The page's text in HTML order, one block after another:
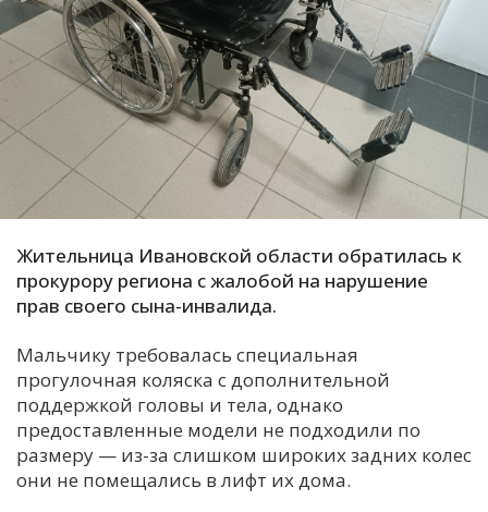
Е
К
М
Н
Р
С
Т
Х
Ч
Жительница Ивановской области обратилась к
прокурору региона с жалобой на нарушение
прав своего сына-инвалида.
Мальчику требовалась специальная
прогулочная коляска с дополнительной
поддержкой головы и тела, однако
предоставленные модели не подходили по
размеру — из-за слишком широких задних колес
они не помещались в лифт их дома.